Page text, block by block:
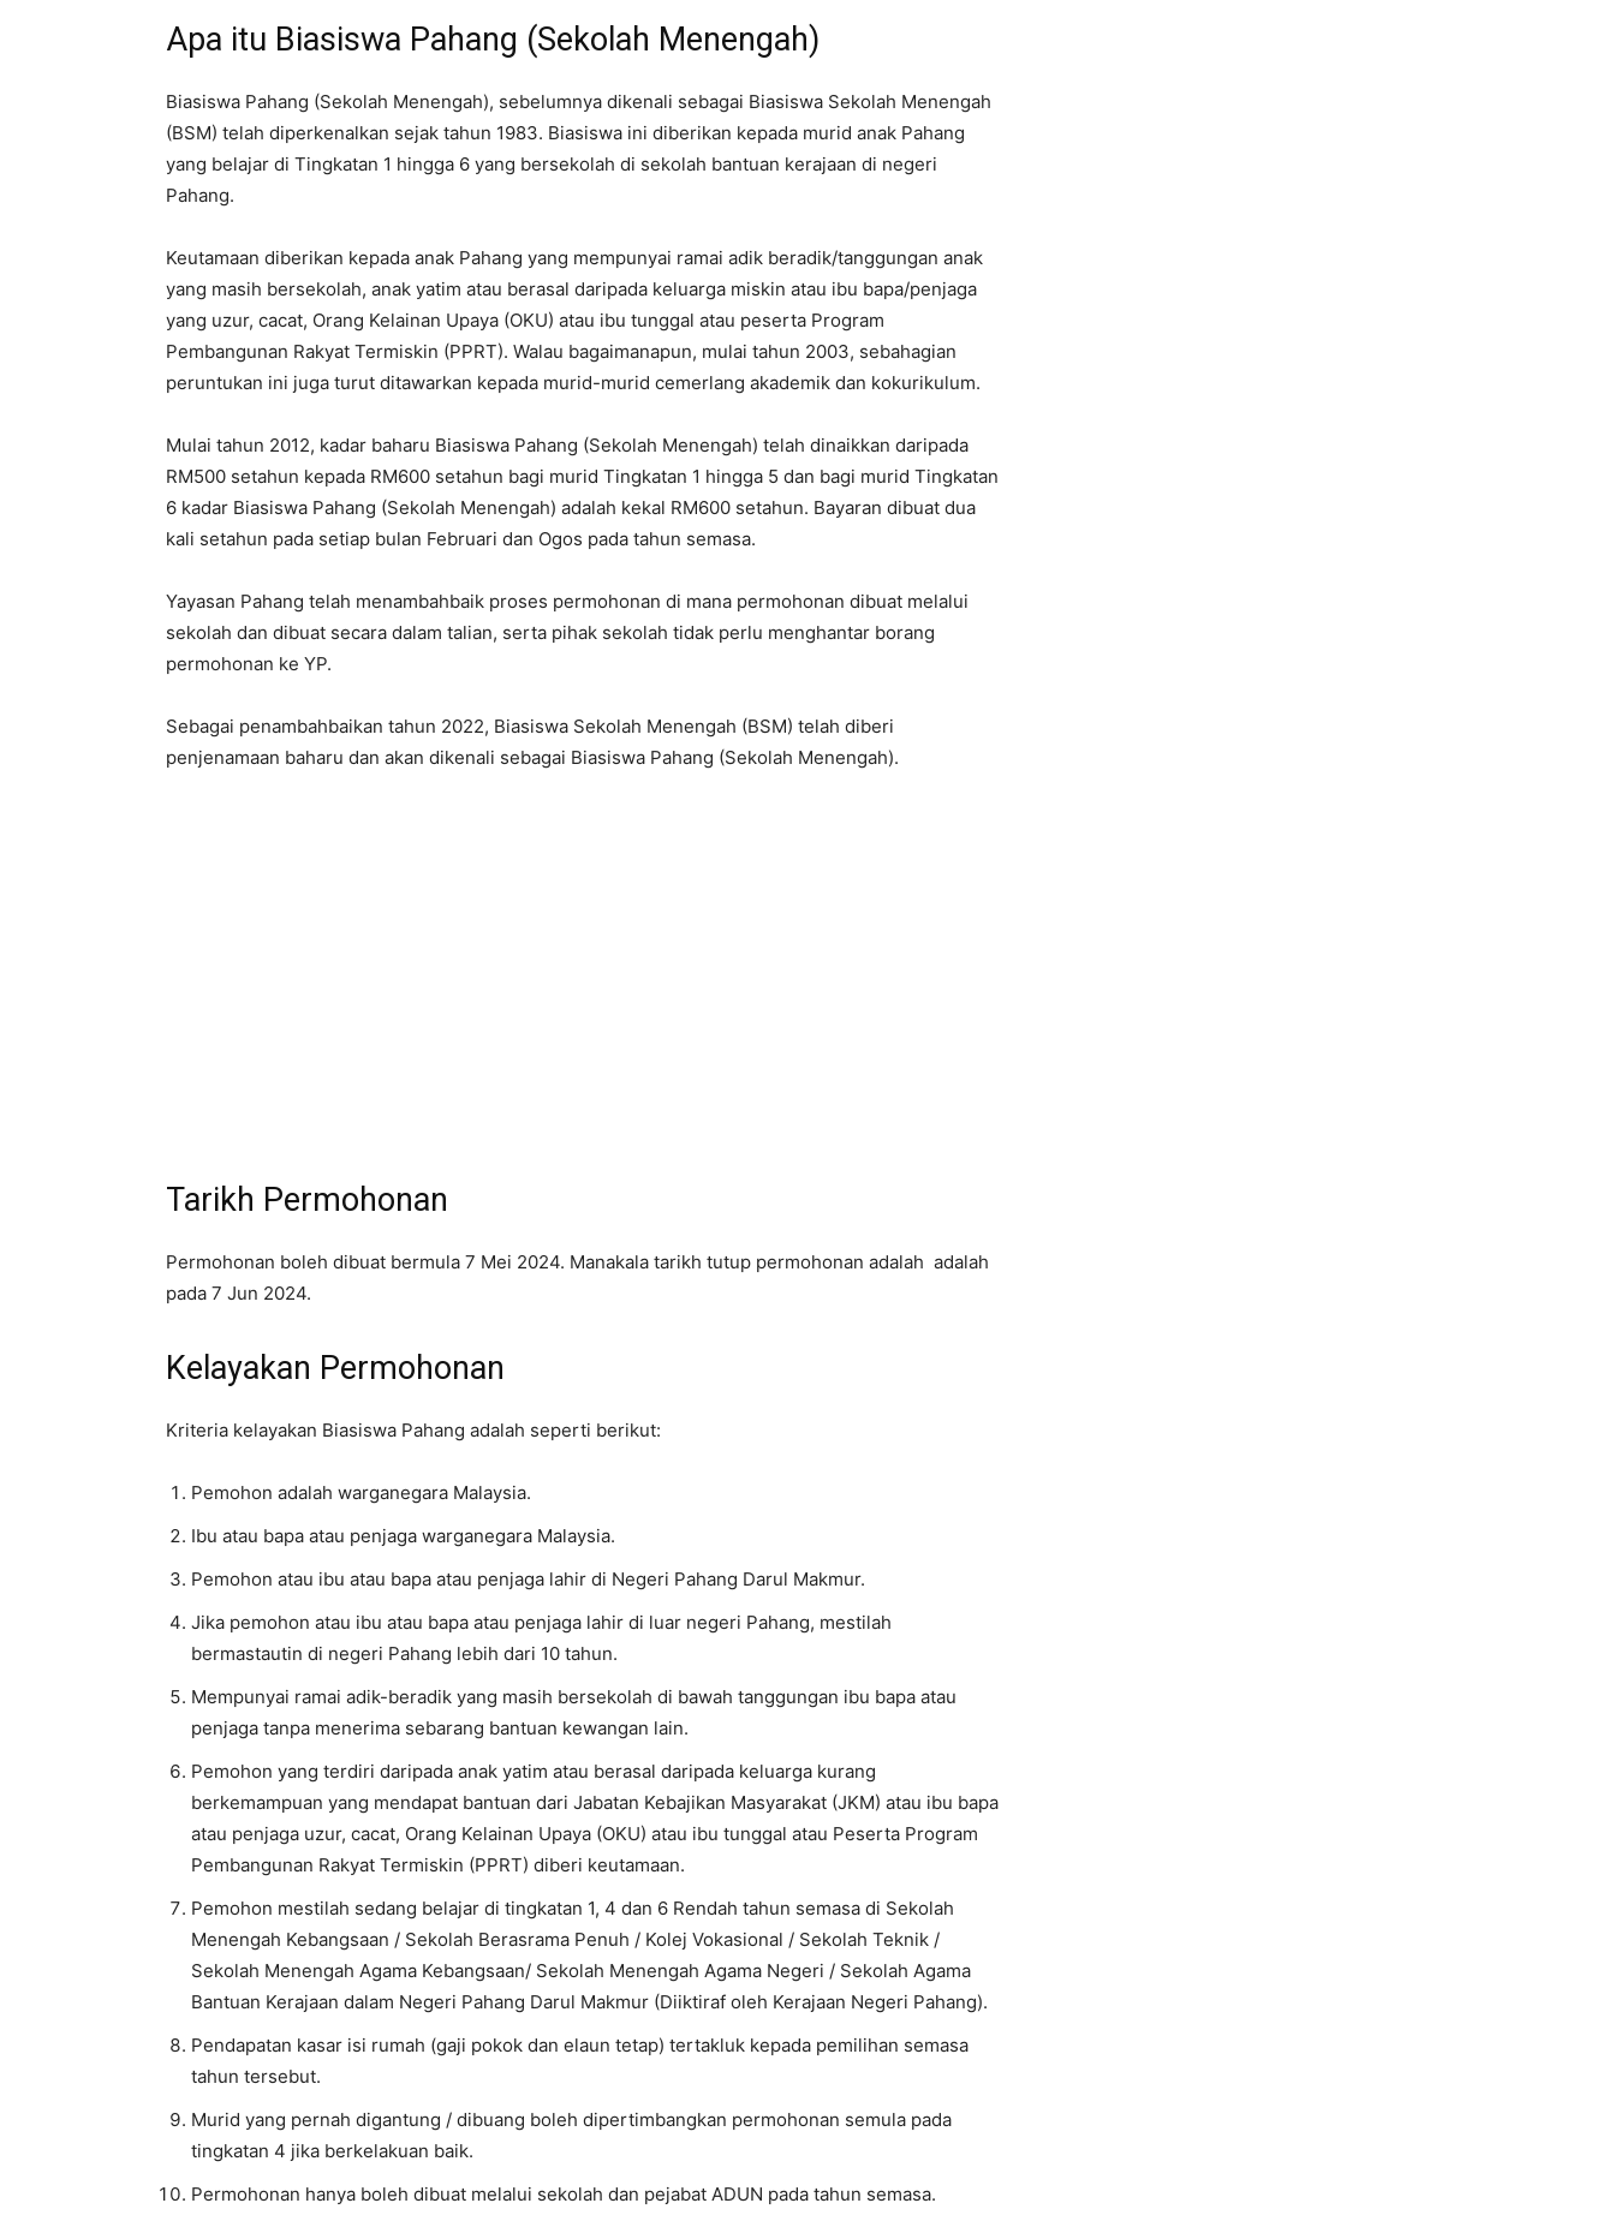
Apa itu Biasiswa Pahang (Sekolah Menengah)
Biasiswa Pahang (Sekolah Menengah), sebelumnya dikenali sebagai Biasiswa Sekolah Menengah
(BSM) telah diperkenalkan sejak tahun 1983. Biasiswa ini diberikan kepada murid anak Pahang
yang belajar di Tingkatan 1 hingga 6 yang bersekolah di sekolah bantuan kerajaan di negeri
Pahang.
Keutamaan diberikan kepada anak Pahang yang mempunyai ramai adik beradik/tanggungan anak
yang masih bersekolah, anak yatim atau berasal daripada keluarga miskin atau ibu bapa/penjaga
yang uzur, cacat, Orang Kelainan Upaya (OKU) atau ibu tunggal atau peserta Program
Pembangunan Rakyat Termiskin (PPRT). Walau bagaimanapun, mulai tahun 2003, sebahagian
peruntukan ini juga turut ditawarkan kepada murid-murid cemerlang akademik dan kokurikulum.
Mulai tahun 2012, kadar baharu Biasiswa Pahang (Sekolah Menengah) telah dinaikkan daripada
RM500 setahun kepada RM600 setahun bagi murid Tingkatan 1 hingga 5 dan bagi murid Tingkatan
6 kadar Biasiswa Pahang (Sekolah Menengah) adalah kekal RM600 setahun. Bayaran dibuat dua
kali setahun pada setiap bulan Februari dan Ogos pada tahun semasa.
Yayasan Pahang telah menambahbaik proses permohonan di mana permohonan dibuat melalui
sekolah dan dibuat secara dalam talian, serta pihak sekolah tidak perlu menghantar borang
permohonan ke YP.
Sebagai penambahbaikan tahun 2022, Biasiswa Sekolah Menengah (BSM) telah diberi
penjenamaan baharu dan akan dikenali sebagai Biasiswa Pahang (Sekolah Menengah).
Tarikh Permohonan
Permohonan boleh dibuat bermula 7 Mei 2024. Manakala tarikh tutup permohonan adalah adalah
pada 7 Jun 2024.
Kelayakan Permohonan
Kriteria kelayakan Biasiswa Pahang adalah seperti berikut:
Pemohon adalah warganegara Malaysia.
Ibu atau bapa atau penjaga warganegara Malaysia.
Pemohon atau ibu atau bapa atau penjaga lahir di Negeri Pahang Darul Makmur.
Jika pemohon atau ibu atau bapa atau penjaga lahir di luar negeri Pahang, mestilah
bermastautin di negeri Pahang lebih dari 10 tahun.
Mempunyai ramai adik-beradik yang masih bersekolah di bawah tanggungan ibu bapa atau
penjaga tanpa menerima sebarang bantuan kewangan lain.
Pemohon yang terdiri daripada anak yatim atau berasal daripada keluarga kurang
berkemampuan yang mendapat bantuan dari Jabatan Kebajikan Masyarakat (JKM) atau ibu bapa
atau penjaga uzur, cacat, Orang Kelainan Upaya (OKU) atau ibu tunggal atau Peserta Program
Pembangunan Rakyat Termiskin (PPRT) diberi keutamaan.
Pemohon mestilah sedang belajar di tingkatan 1, 4 dan 6 Rendah tahun semasa di Sekolah
Menengah Kebangsaan / Sekolah Berasrama Penuh / Kolej Vokasional / Sekolah Teknik /
Sekolah Menengah Agama Kebangsaan/ Sekolah Menengah Agama Negeri / Sekolah Agama
Bantuan Kerajaan dalam Negeri Pahang Darul Makmur (Diiktiraf oleh Kerajaan Negeri Pahang).
Pendapatan kasar isi rumah (gaji pokok dan elaun tetap) tertakluk kepada pemilihan semasa
tahun tersebut.
Murid yang pernah digantung / dibuang boleh dipertimbangkan permohonan semula pada
tingkatan 4 jika berkelakuan baik.
Permohonan hanya boleh dibuat melalui sekolah dan pejabat ADUN pada tahun semasa.